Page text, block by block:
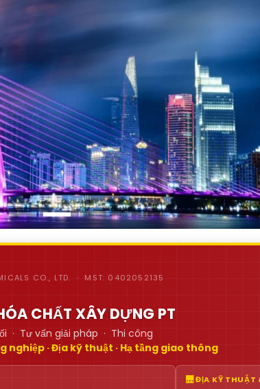
CO., LTD. · MST: 0402052135
CHẤT XÂY DỰNG PT
· Tư vấn giải pháp · Thi công
nghiệp · Địa kỹ thuật · Hạ tầng giao thông
🌉 ĐỊA KỸ THUẬT